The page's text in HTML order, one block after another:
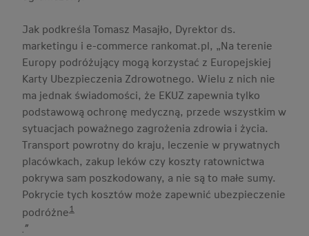
Jak podkreśla Tomasz Masajło, Dyrektor ds.
marketingu i e-commerce rankomat.pl, „Na terenie
Europy podróżujący mogą korzystać z Europejskiej
Karty Ubezpieczenia Zdrowotnego. Wielu z nich nie
ma jednak świadomości, że EKUZ zapewnia tylko
podstawową ochronę medyczną, przede wszystkim w
sytuacjach poważnego zagrożenia zdrowia i życia.
Transport powrotny do kraju, leczenie w prywatnych
placówkach, zakup leków czy koszty ratownictwa
pokrywa sam poszkodowany, a nie są to małe sumy.
Pokrycie tych kosztów może zapewnić ubezpieczenie
podróżne1
.”